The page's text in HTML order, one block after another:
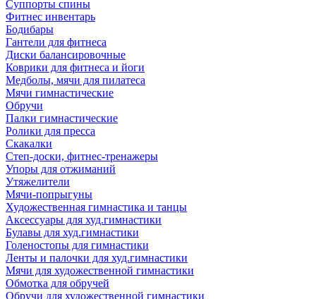
Суппорты спины
Фитнес инвентарь
Бодибары
Гантели для фитнеса
Диски балансировочные
Коврики для фитнеса и йоги
Медболы, мячи для пилатеса
Мячи гимнастические
Обручи
Палки гимнастические
Ролики для пресса
Скакалки
Степ-доски, фитнес-тренажеры
Упоры для отжиманий
Утяжелители
Мячи-попрыгуны
Художественная гимнастика и танцы
Аксессуары для худ.гимнастики
Булавы для худ.гимнастики
Голеностопы для гимнастики
Ленты и палочки для худ.гимнастики
Мячи для художественной гимнастики
Обмотка для обручей
Обручи для художественной гимнастики